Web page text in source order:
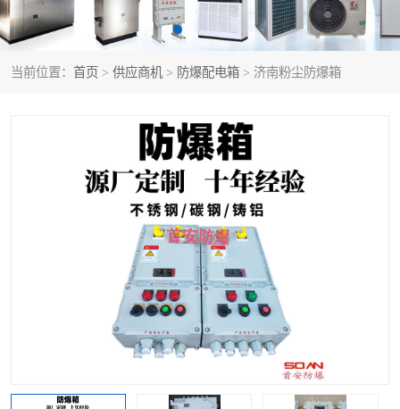
当前位置： 首页 > 供应商机 > 防爆配电箱 > 济南粉尘防爆箱
防爆控制箱 防爆接线箱
防爆操作柱 防爆监视显示器
防爆暖风机